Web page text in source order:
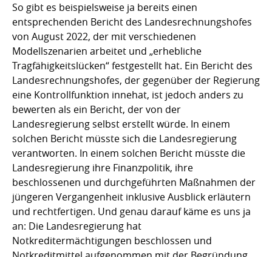
So gibt es beispielsweise ja bereits einen
entsprechenden Bericht des Landesrechnungshofes
von August 2022, der mit verschiedenen
Modellszenarien arbeitet und „erhebliche
Tragfähigkeitslücken“ festgestellt hat. Ein Bericht des
Landesrechnungshofes, der gegenüber der Regierung
eine Kontrollfunktion innehat, ist jedoch anders zu
bewerten als ein Bericht, der von der
Landesregierung selbst erstellt würde. In einem
solchen Bericht müsste sich die Landesregierung
verantworten. In einem solchen Bericht müsste die
Landesregierung ihre Finanzpolitik, ihre
beschlossenen und durchgeführten Maßnahmen der
jüngeren Vergangenheit inklusive Ausblick erläutern
und rechtfertigen. Und genau darauf käme es uns ja
an: Die Landesregierung hat
Notkreditermächtigungen beschlossen und